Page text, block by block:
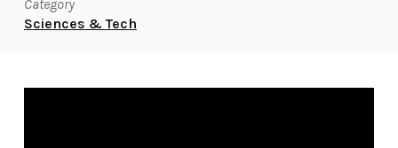
Category
Sciences & Tech